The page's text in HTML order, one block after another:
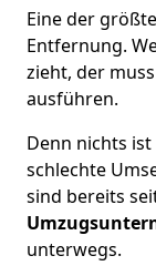
Eine der
Entfernung.
zieht, der
ausführen.
Denn nichts
schlechte
sind bereits
unterwegs.